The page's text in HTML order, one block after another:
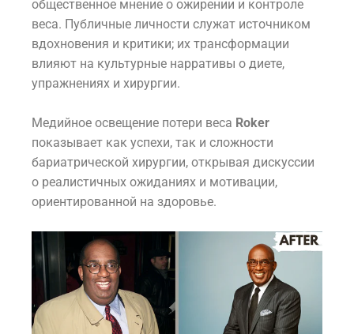
общественное мнение о ожирении и контроле
веса. Публичные личности служат источником
вдохновения и критики; их трансформации
влияют на культурные нарративы о диете,
упражнениях и хирургии.
Медийное освещение потери веса Roker
показывает как успехи, так и сложности
бариатрической хирургии, открывая дискуссии
о реалистичных ожиданиях и мотивации,
ориентированной на здоровье.